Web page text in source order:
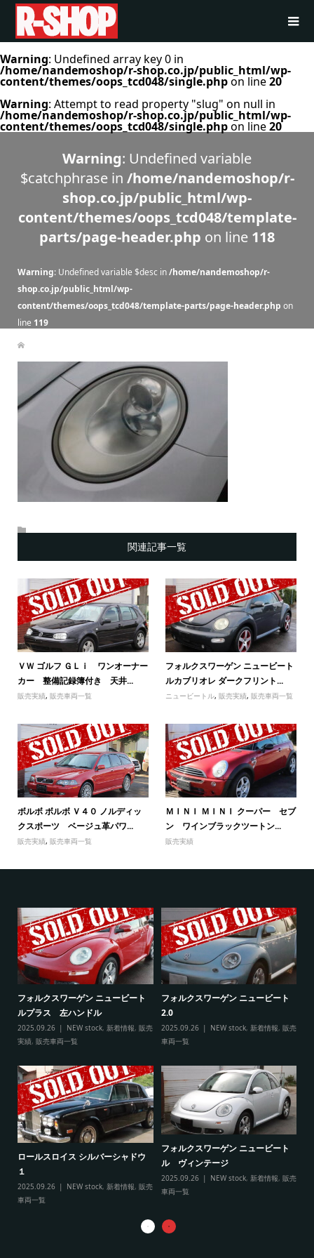
Warning: Undefined array key 0 in
/home/nandemoshop/r-shop.co.jp/public_html/wp-
content/themes/oops_tcd048/single.phpon line20
Warning: Attempt to read property "slug" on null in
/home/nandemoshop/r-shop.co.jp/public_html/wp-
content/themes/oops_tcd048/single.phpon line20
Warning: Undefined variable
$catchphrase in /home/nandemoshop/r-
shop.co.jp/public_html/wp-
content/themes/oops_tcd048/template-
parts/page-header.php on line 118
Warning: Undefined variable $desc in/home/nandemoshop/r-
shop.co.jp/public_html/wp-
content/themes/oops_tcd048/template-parts/page-header.php on
line 119
関連記事一覧
ＶＷ ゴルフ ＧＬｉ ワンオーナー
カー 整備記録簿付き 天井...
販売実績, 販売車両一覧
フォルクスワーゲン ニュービート
ルカブリオレ ダークフリント...
ニュービートル,販売実績,販売車両一覧
ボルボ ボルボ Ｖ４０ ノルディッ
クスポーツ ベージュ革パワ...
販売実績, 販売車両一覧
ＭＩＮＩ ＭＩＮＩ クーパー セブ
ン ワインブラックツートン...
販売実績
フォルクスワーゲン ニュービート
ルプラス 左ハンドル
2025.09.26 NEW stock, 新着情報, 販売
実績, 販売車両一覧
フォルクスワーゲン ニュービート
2.0
2025.09.26 NEW stock, 新着情報, 販売
車両一覧
ロールスロイス シルバーシャドウ
１
2025.09.26 NEW stock, 新着情報, 販売
車両一覧
フォルクスワーゲン ニュービート
ル ヴィンテージ
2025.09.26 NEW stock, 新着情報, 販売
車両一覧